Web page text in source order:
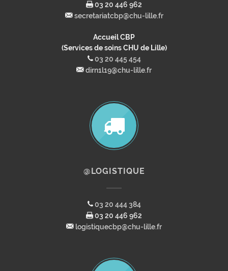
03 20 446 962
secretariatcbp@chu-lille.fr
Accueil CBP
(Services de soins CHU de Lille)
03 20 445 454
dirn1l19@chu-lille.fr
@LOGISTIQUE
03 20 444 384
03 20 446 962
logistiquecbp@chu-lille.fr